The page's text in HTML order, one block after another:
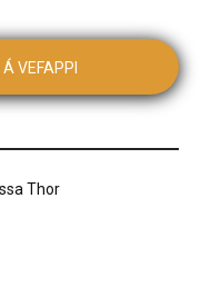
VEFAPPI
Thor